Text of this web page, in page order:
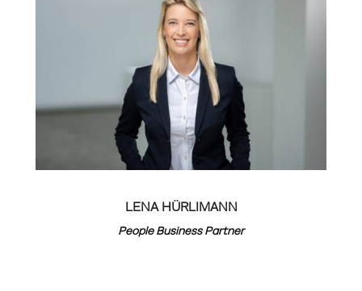
LENA HÜRLIMANN
People Business Partner